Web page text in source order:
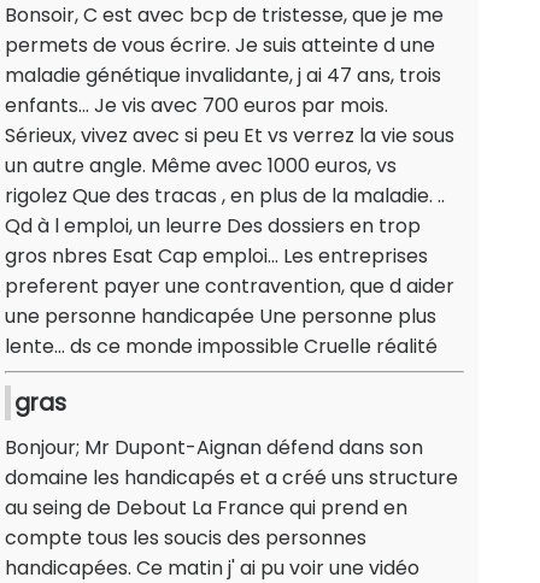
Bonsoir, C est avec bcp de tristesse, que je me
permets de vous écrire. Je suis atteinte d une
maladie génétique invalidante, j ai 47 ans, trois
enfants... Je vis avec 700 euros par mois.
Sérieux, vivez avec si peu Et vs verrez la vie sous
un autre angle. Même avec 1000 euros, vs
rigolez Que des tracas , en plus de la maladie. ..
Qd à l emploi, un leurre Des dossiers en trop
gros nbres Esat Cap emploi... Les entreprises
preferent payer une contravention, que d aider
une personne handicapée Une personne plus
lente... ds ce monde impossible Cruelle réalité
gras
Bonjour; Mr Dupont-Aignan défend dans son
domaine les handicapés et a créé uns structure
au seing de Debout La France qui prend en
compte tous les soucis des personnes
handicapées. Ce matin j' ai pu voir une vidéo